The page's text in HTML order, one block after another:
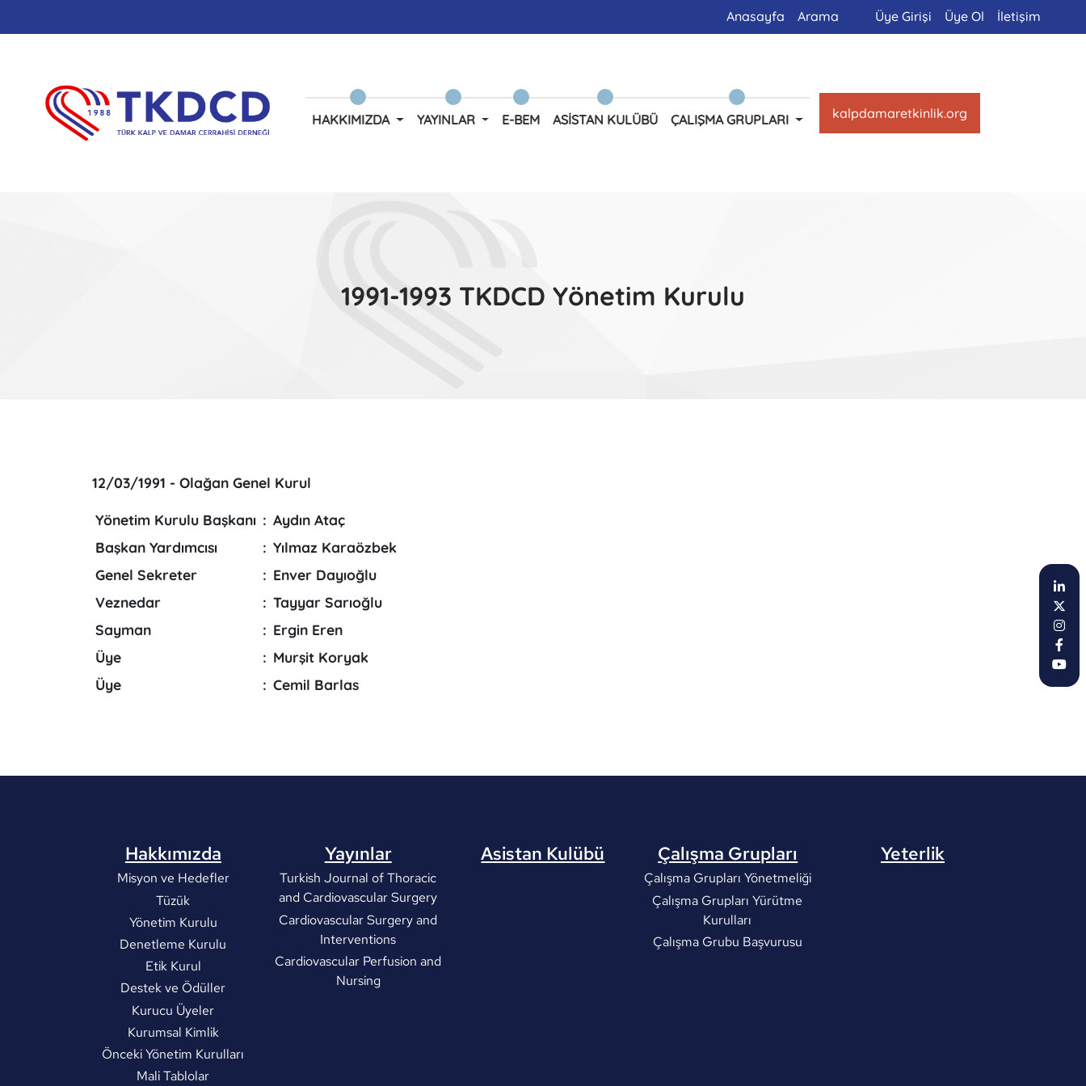
Anasayfa Arama Üye Girişi Üye Ol İletişim
HAKKIMIZDA YAYINLAR E-BEM ASISTAN KULÜBÜ ÇALIŞMA GRUPLARI kalpdamaretkinlik.org
1991-1993 TKDCD Yönetim Kurulu
12/03/1991 - Olağan Genel Kurul
Yönetim Kurulu Başkanı : Aydın Ataç
Başkan Yardımcısı
: Yılmaz Karaözbek
Genel Sekreter
: Enver Dayıoğlu
Veznedar
: Tayyar Sarıoğlu
Sayman
: Ergin Eren
Üye
: Murşit Koryak
Üye
: Cemil Barlas
Hakkımızda
Misyon ve Hedefler
Tüzük
Yönetim Kurulu
Denetleme Kurulu
Etik Kurul
Destek ve Ödüller
Kurucu Üyeler
Kurumsal Kimlik
Önceki Yönetim Kurulları
Mali Tablolar
Yayınlar
Turkish Journal of Thoracic
and Cardiovascular Surgery
Cardiovascular Surgery and
Interventions
Cardiovascular Perfusion and
Nursing
Asistan Kulübü Çalışma Grupları
Çalışma Grupları Yönetmeliği
Çalışma Grupları Yürütme
Kurulları
Çalışma Grubu Başvurusu
Yeterlik